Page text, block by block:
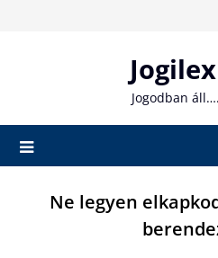
Jogodban
Ne legyen